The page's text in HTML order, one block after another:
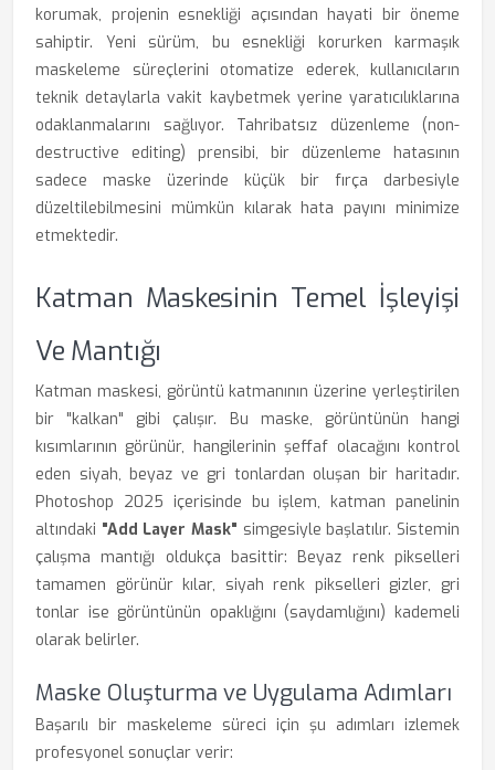
korumak, projenin esnekliği açısından hayati bir öneme
sahiptir. Yeni sürüm, bu esnekliği korurken karmaşık
maskeleme süreçlerini otomatize ederek, kullanıcıların
teknik detaylarla vakit kaybetmek yerine yaratıcılıklarına
odaklanmalarını sağlıyor. Tahribatsız düzenleme (non-
destructive editing) prensibi, bir düzenleme hatasının
sadece maske üzerinde küçük bir fırça darbesiyle
düzeltilebilmesini mümkün kılarak hata payını minimize
etmektedir.
Katman Maskesinin Temel İşleyişi
Ve Mantığı
Katman maskesi, görüntü katmanının üzerine yerleştirilen
bir "kalkan" gibi çalışır. Bu maske, görüntünün hangi
kısımlarının görünür, hangilerinin şeffaf olacağını kontrol
eden siyah, beyaz ve gri tonlardan oluşan bir haritadır.
Photoshop 2025 içerisinde bu işlem, katman panelinin
altındaki "Add Layer Mask" simgesiyle başlatılır. Sistemin
çalışma mantığı oldukça basittir: Beyaz renk pikselleri
tamamen görünür kılar, siyah renk pikselleri gizler, gri
tonlar ise görüntünün opaklığını (saydamlığını) kademeli
olarak belirler.
Maske Oluşturma ve Uygulama Adımları
Başarılı bir maskeleme süreci için şu adımları izlemek
profesyonel sonuçlar verir: